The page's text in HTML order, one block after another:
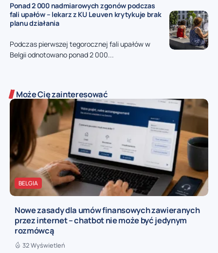
Ponad 2 000 nadmiarowych zgonów podczas
fali upałów – lekarz z KU Leuven krytykuje brak
planu działania
Podczas pierwszej tegorocznej fali upałów w
Belgii odnotowano ponad 2 000...
Może Cię zainteresować
BELGIA
Nowe zasady dla umów finansowych zawieranych
przez internet – chatbot nie może być jedynym
rozmówcą
32 Wyświetleń